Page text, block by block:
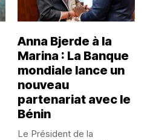
Anna Bjerde à la
Marina : La Banque
mondiale lance un
nouveau
partenariat avec le
Bénin
Le Président de la